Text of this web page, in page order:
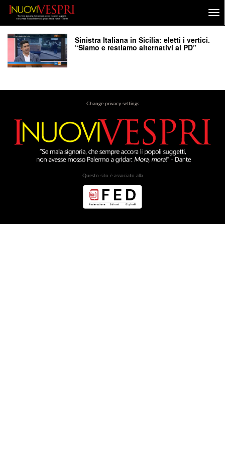
Sinistra Italiana in Sicilia: eletti i vertici.
“Siamo e restiamo alternativi al PD”
Change privacy settings
Questo sito è associato alla